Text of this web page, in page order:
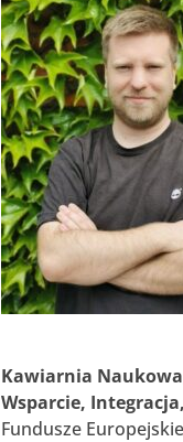
Kawiarnia
Wsparcie,
Fundusze